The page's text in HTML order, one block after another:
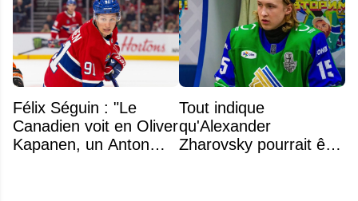
Félix Séguin : "Le
Canadien voit en Oliver
Kapanen, un Anton
Tout indique
qu'Alexander
Zharovsky pourrait être